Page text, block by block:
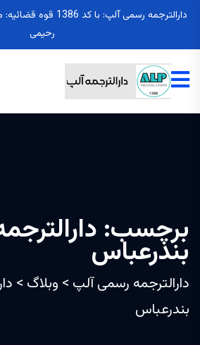
دارالترجمه رسمی آلپ:
رحیمی
برچسب:
بندرعباس
دارالترجمه رسمی آلپ > وبلاگ >
بندرعباس